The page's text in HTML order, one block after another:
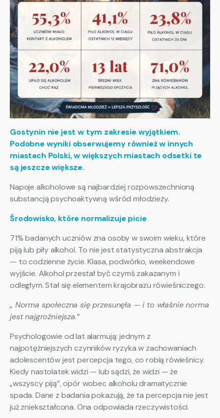
Gostynin nie jest w tym zakresie wyjątkiem.
Podobne wyniki obserwujemy również w innych
miastach Polski, w większych miastach odsetki te
są jeszcze większe.
Napoje alkoholowe są najbardziej rozpowszechnioną
substancją psychoaktywną wśród młodzieży.
Środowisko, które normalizuje picie
71% badanych uczniów zna osoby w swoim wieku, które
piją lub piły alkohol. To nie jest statystyczna abstrakcja
— to codzienne życie. Klasa, podwórko, weekendowe
wyjście. Alkohol przestał być czymś zakazanym i
odległym. Stał się elementem krajobrazu rówieśniczego.
„ Norma społeczna się przesunęła — i to właśnie norma
jest najgroźniejsza.”
Psychologowie od lat alarmują: jednym z
najpotężniejszych czynników ryzyka w zachowaniach
adolescentów jest percepcja tego, co robią rówieśnicy.
Kiedy nastolatek widzi — lub sądzi, że widzi — że
„wszyscy piją”, opór wobec alkoholu dramatycznie
spada. Dane z badania pokazują, że ta percepcja nie jest
już zniekształcona. Ona odpowiada rzeczywistości.